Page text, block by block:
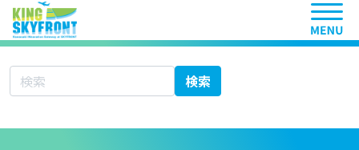
ヘッ
サイト内検索 検索